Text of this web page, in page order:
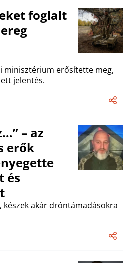
foglalt
minisztérium erősítette meg,
jelentés.
– az
erők
és
készek akár dróntámadásokra